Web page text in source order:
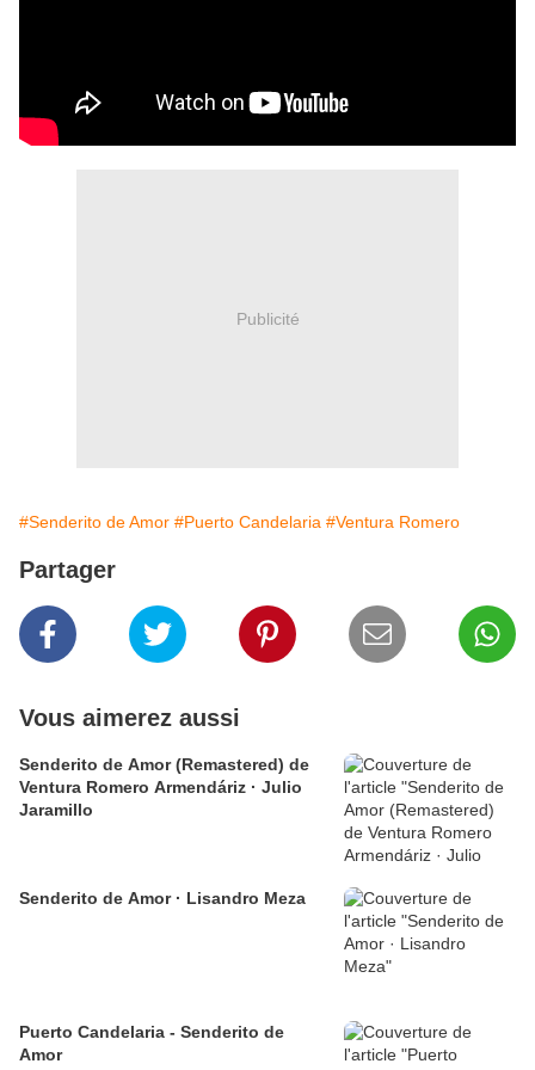
Publicité
#Senderito de Amor #Puerto Candelaria #Ventura Romero
Partager
Vous aimerez aussi
Senderito de Amor (Remastered) de
Ventura Romero Armendáriz · Julio
Jaramillo
Senderito de Amor · Lisandro Meza
Puerto Candelaria - Senderito de
Amor